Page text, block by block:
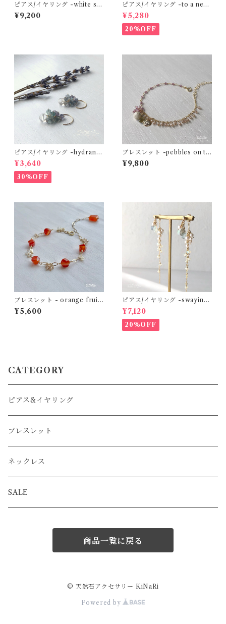
ピアス/イヤリング -white sh
ell bouquet- ホワイトシェル
×エチオピアンオパール×レイ
¥9,200
ピアス/イヤリング -to a new
season- タンザナイト×ガーネ
ット×アメジスト 14kgf
¥5,280
20%OFF
ピアス/イヤリング -hydrang
ea and water drops- フロー
ライト×水晶 14kgf
¥3,640
30%OFF
ブレスレット -pebbles on th
e seaside- リバーストーン×
ガーネット×ジルコン 14kgf
¥9,800
ブレスレット - orange fruit
bracelet - カーネリアンサー
ドニクス×アホワイトシェル×
¥5,600
ピアス/イヤリング -swaying
pliantly- エチオピアンオパー
ル×モスアクアマリン×淡水パ
ール 14kgf
¥7,120
20%OFF
CATEGORY
ピアス&イヤリング
ブレスレット
ネックレス
SALE
商品一覧に戻る
© 天然石アクセサリー KiNaRi
Powered by